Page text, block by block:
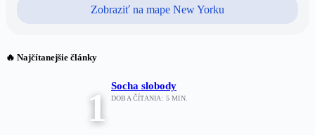
Zobraziť na mape New Yorku
🔥 Najčítanejšie články
1 Socha slobody
DOBA ČÍTANIA: 5 MIN.